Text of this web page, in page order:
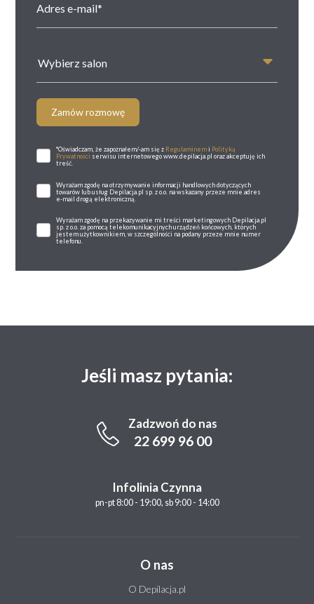
Wybierz salon
Zamów rozmowę
*Oświadczam, że zapoznałem/-am się z Regulaminemi Polityką
Prywatności serwisu internetowego www.depilacja.pl oraz akceptuję ich
treść.
Wyrażam zgodę na otrzymywanie informacji handlowych dotyczących
towarów lub usług Depilacja.pl sp. z o.o. na wskazany przeze mnie adres
e-mail drogą elektroniczną.
Wyrażam zgodę na przekazywanie mi treści marketingowych Depilacja.pl
sp. z o.o. za pomocą telekomunikacyjnych urządzeń końcowych, których
jestem użytkownikiem, w szczególności na podany przeze mnie numer
telefonu.
Jeśli masz pytania:
Zadzwoń do nas
22 699 96 00
Infolinia Czynna
pn-pt 8:00 - 19:00, sb 9:00 - 14:00
O nas
O Depilacja.pl